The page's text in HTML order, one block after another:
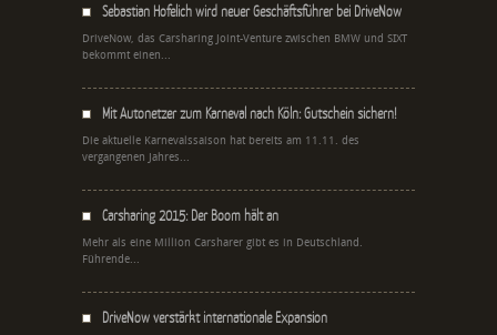
Sebastian Hofelich wird neuer Geschäftsführer bei DriveNow
DriveNow, das Carsharing Joint-Venture zwischen BMW und SIXT
bekommt einen...
Mit Autonetzer zum Karneval nach Köln: Gutschein sichern!
Die aktuelle Karnevalssaison hat bereits am 11.11. des
vergangenen Jahres...
Carsharing 2015: Der Boom hält an
Mehr als eine Million Carsharer gibt es in Deutschland.
Führende...
DriveNow verstärkt internationale Expansion